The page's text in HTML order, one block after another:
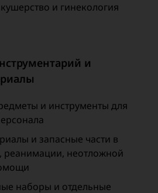
и гинекология
и
и инструменты для
и запасные части в
реанимации, неотложной
наборы и отдельные